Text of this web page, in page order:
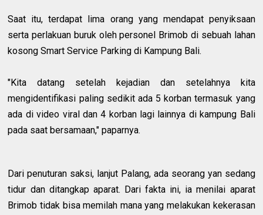
Saat itu, terdapat lima orang yang mendapat penyiksaan
serta perlakuan buruk oleh personel Brimob di sebuah lahan
kosong Smart Service Parking di Kampung Bali.
"Kita datang setelah kejadian dan setelahnya kita
mengidentifikasi paling sedikit ada 5 korban termasuk yang
ada di video viral dan 4 korban lagi lainnya di kampung Bali
pada saat bersamaan," paparnya.
Dari penuturan saksi, lanjut Palang, ada seorang yan sedang
tidur dan ditangkap aparat. Dari fakta ini, ia menilai aparat
Brimob tidak bisa memilah mana yang melakukan kekerasan